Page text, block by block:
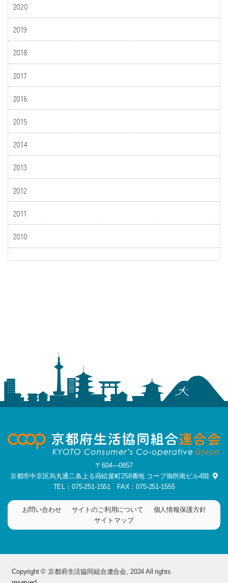
2020
2019
2018
2017
2016
2015
2014
2013
2012
2011
2010
〒604―0857
京都市中京区烏丸通二条上る蒔絵屋町258番地 コープ御所南ビル4階
TEL：075-251-1551 FAX：075-251-1555
お問い合わせ サイトのご利用について
個人情報保護方針
サイトマップ
Copyright © 京都府生活協同組合連合会, 2024 All rights